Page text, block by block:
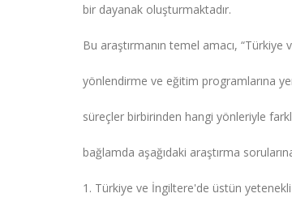
bir dayanak oluşturmaktadır.
Bu araştırmanın temel amacı,
yönlendirme ve eğitim programlarına
süreçler birbirinden hangi yönleriyle
bağlamda aşağıdaki araştırma
1. Türkiye ve İngiltere'de üstün